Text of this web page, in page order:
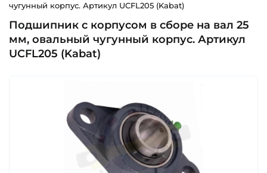
чугунный корпус. Артикул UCFL205 (Kabat)
Подшипник с корпусом в сборе на вал 25
мм, овальный чугунный корпус. Артикул
UCFL205 (Kabat)